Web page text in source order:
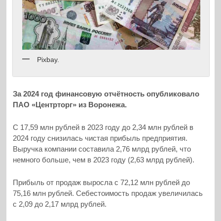
Pixbay.
За 2024 год финансовую отчётность опубликовало
ПАО «Центрторг» из Воронежа.
С 17,59 млн рублей в 2023 году до 2,34 млн рублей в
2024 году снизилась чистая прибыль предприятия.
Выручка компании составила 2,76 млрд рублей, что
немного больше, чем в 2023 году (2,63 млрд рублей).
Прибыль от продаж выросла с 72,12 млн рублей до
75,16 млн рублей. Себестоимость продаж увеличилась
с 2,09 до 2,17 млрд рублей.